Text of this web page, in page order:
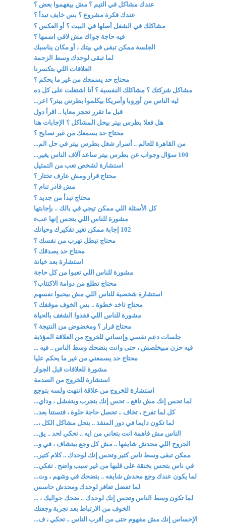
عندك مشاكل في التيم ؟ مش بيفهموا بعض ؟
عندك فكرة مشروع ؟ بس خايف تبدأ ؟
مشاكلك في الشغل أصلها في البيت ؟ أو العكس ؟
فيه حاجة جواك مش لاقي اسمها ؟
الجلسة ممكن تبقى في بيتك ، أو مكان يناسبك
لما تبقى لوحدك وسط الزحمة
العلاقات اللي بتكسرنا
محتاج حد يسمعك من غير ما يحكم ؟
مشاكل شركتك ؟ مشاكلك النفسية ؟ أنا اشتغلت على كل ده
ليه الناس من أوروبا وأمريكا بيكلموا بطرس بيتر؟ اعر...
قبل ما تقرر تحجز معايا .. اقرأ دول
هل فعلا بطرس بيتر بيحل المشاكل ؟ الإجابات هنا
محتاج حد يسمعك من غير نصايح ؟
من القاهرة للعالم .. أسرار شغل بطرس بيتر في حل الم...
100 سؤال وجواب عن بطرس بيتر ساعد آلاف الناس يغير...
استشارة لشخص تعب من التمثيل
محتاج قرار ومش عارف تختار ؟
مش قادر تنام ؟
محتاج تبدأ من جديد ؟
كل الأسئلة اللي ممكن تيجي في بالك .. بإجابتها
مشورة للناس اللي بتحس إنها عبء
102 إجابة ممكن تغير تفكيرك وحياتك
محتاج تبطل تهرب من نفسك ؟
محتاج حد يصدقك ؟
استشارة بعد خيانة
مشورة للناس اللي تعبوا من كل حاجة
محتاج تطلع من دوامة الاكتئاب؟
استشارة شخصية للناس اللي مش بيحبوا نفسهم
محتاج تاخد خطوة .. بس الخوف موقفك ؟
مشورة للناس اللي فقدوا الشغف بالحياة
محتاج قرار ؟ ومخضوض من النتيجة ؟
جلسات دعم نفسي وإنساني للخروج من العلاقة المؤذية
فيه حزن مبيخلصش ، حتى وانت بتضحك وسط الناس .. فيه ...
محتاج حد يسمعني من غير ما يحكم عليا
مشورة للعلاقات قبل الجواز
استشارة للخروج من الصدمة
استشارة للخروج من علاقة انتهت ولسه بتوجع
لما تحس إنك مش نافع .. تحس إنك بتجرب وبتفشل ، وداي...
كل لما تفرح ، تخاف .. تحصل حاجة حلوة ، فتستنا بعد...
لما تكون دايما في دور المنقذ .. بتحل مشاكل الكل ،...
الناس مش فاهمة انت بتعاني من ايه .. تحكي لحد .. يق...
الجروح اللي محدش شايفها .. مش كل وجع بيتشاف ، في و...
ممكن تبقى وسط ناس كتير وتحس إنك لوحدك .. كلام كتير...
في ناس بتحس بخنقة على قلبها من غير سبب واضح . تفكي...
لما يكون عندك وجع محدش شايفه .. بتضحك في وشهم ، وت...
لما تفضل تعافر لوحدك ومحدش حاسس
لما تكون وسط الناس وتحس إنك لوحدك .. ضحك حواليك ، ...
الخوف من الارتباط بعد تجربة وجعتك
الإحساس إنك مش مفهوم حتى من أقرب الناس .. تحكي ، ف...